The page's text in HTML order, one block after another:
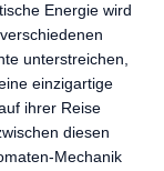
Energie wird
unterstreichen,
einzigartige
ihrer Reise
diesen
Mechanik